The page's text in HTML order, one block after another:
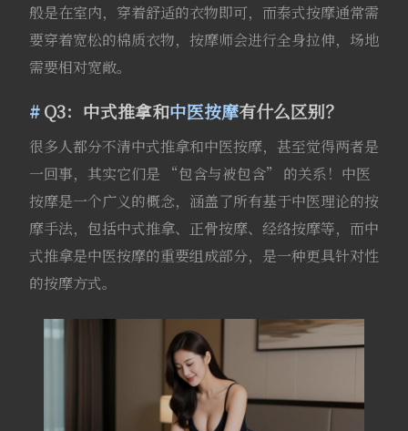
般是在室内，穿着舒适的衣物即可，而泰式按摩通常需
要穿着宽松的棉质衣物，按摩师会进行全身拉伸，场地
需要相对宽敞。
Q3：中式推拿和中医按摩有什么区别？
很多人都分不清中式推拿和中医按摩，甚至觉得两者是
一回事，其实它们是 “包含与被包含” 的关系！中医
按摩是一个广义的概念，涵盖了所有基于中医理论的按
摩手法，包括中式推拿、正骨按摩、经络按摩等，而中
式推拿是中医按摩的重要组成部分，是一种更具针对性
的按摩方式。